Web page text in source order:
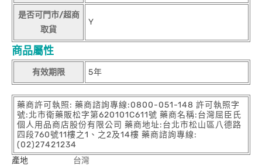
是否可門市/超商
取貨
Y
商品屬性
有效期限 5年
藥商許可執照: 藥商諮詢專線:0800-051-148 許可執照字
號:北市衛藥販松字第620101C611號 藥商名稱:台灣屈臣氏
個人用品商店股份有限公司 藥商地址:台北市松山區八德路
四段760號11樓之1、之2及14樓 藥商諮詢專線:
(02)27421234
產地
台灣